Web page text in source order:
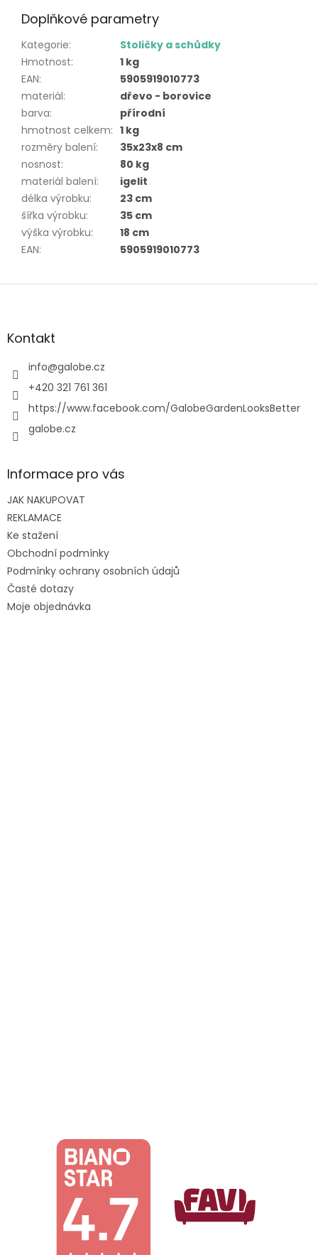
Doplňkové parametry
Kategorie:
Stoličky a schůdky
Hmotnost:
1 kg
EAN:
5905919010773
materiál:
dřevo - borovice
barva:
přírodní
hmotnost celkem: 1 kg
rozměry balení:
35x23x8 cm
nosnost:
80 kg
materiál balení:
igelit
délka výrobku:
23 cm
šířka výrobku:
35 cm
výška výrobku:
18 cm
EAN: 5905919010773
Z
aKontakt
info@galobe.cz
+420 321 761 361
https://www.facebook.com/GalobeGardenLooksBetter
galobe.cz
Informace pro vás
JAK NAKUPOVAT
REKLAMACE
Ke stažení
Obchodní podmínky
Podmínky ochrany osobních údajů
Časté dotazy
Moje objednávka